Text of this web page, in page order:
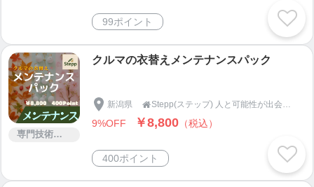
99ポイント
専門技術サービス
クルマの衣替えメンテナンスパック
新潟県 
9%OFF ￥8,800 （税込）
400ポイント